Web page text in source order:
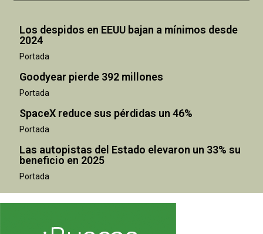
Los despidos en EEUU bajan a mínimos desde
2024
Portada
Goodyear pierde 392 millones
Portada
SpaceX reduce sus pérdidas un 46%
Portada
Las autopistas del Estado elevaron un 33% su
beneficio en 2025
Portada